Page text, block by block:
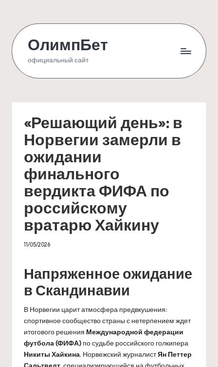
content
ОлимпБет
официальный сайт
«Решающий день»: в
Норвегии замерли в
ожидании
финального
вердикта ФИФА по
российскому
вратарю Хайкину
11/05/2026
Напряженное ожидание
в Скандинавии
В Норвегии царит атмосфера предвкушения:
спортивное сообщество страны с нетерпением ждет
итогового решения Международной федерации
футбола (ФИФА) по судьбе российского голкипера
Никиты Хайкина. Норвежский журналистЯн Петтер